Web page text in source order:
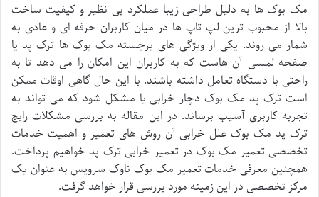
مک بوک ها به دلیل طراحی زیبا عملکرد بی نظیر و کیفیت ساخت
بالا از محبوب ترین لپ تاپ ها در میان کاربران حرفه ای و عادی به
شمار می روند. یکی از ویژگی های برجسته مک بوک ها ترک پد یا
صفحه لمسی آن هاست که به کاربران این امکان را می دهد تا به
راحتی با دستگاه تعامل داشته باشند. با این حال گاهی اوقات ممکن
است ترک پد مک بوک دچار خرابی یا مشکل شود که می تواند به
تجربه کاربری آسیب برساند. در این مقاله به بررسی مشکلات رایج
ترک پد مک بوک علل خرابی آن روش های تعمیر و اهمیت خدمات
تخصصی تعمیر مک بوک در تعمیر خرابی ترک پد خواهیم پرداخت.
همچنین معرفی خدمات تعمیر مک بوک ناوک سرویس به عنوان یک
مرکز تخصصی در این زمینه مورد بررسی قرار خواهد گرفت.